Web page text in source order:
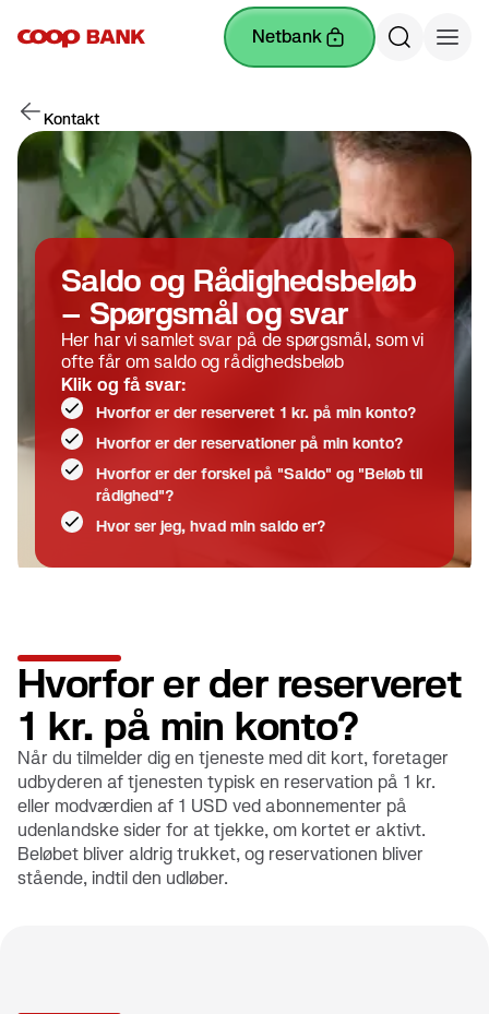
netbank
Kontakt
Saldo og Rådighedsbeløb
– Spørgsmål og svar
Her har vi samlet svar på de spørgsmål, som vi
ofte får om saldo og rådighedsbeløb
Klik og få svar:
Hvorfor er der reserveret 1 kr. på min konto?
Hvorfor er der reservationer på min konto?
Hvorfor er der forskel på "Saldo" og "Beløb til
rådighed"?
Hvor ser jeg, hvad min saldo er?
Hvorfor er der reserveret
1 kr. på min konto?
Når du tilmelder dig en tjeneste med dit kort, foretager
udbyderen af tjenesten typisk en reservation på 1 kr.
eller modværdien af 1 USD ved abonnementer på
udenlandske sider for at tjekke, om kortet er aktivt.
Beløbet bliver aldrig trukket, og reservationen bliver
stående, indtil den udløber.